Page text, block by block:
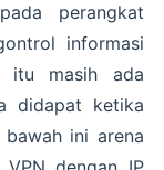
perangkat
informasi
itu masih ada
didapat ketika
ini arena